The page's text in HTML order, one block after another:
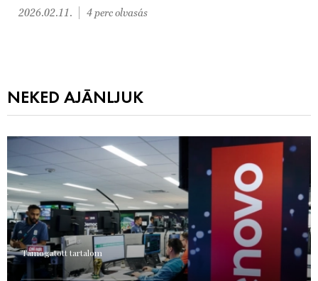
2026.02.11. 4 perc olvasás
NEKED AJÁNLJUK
Támogatott tartalom